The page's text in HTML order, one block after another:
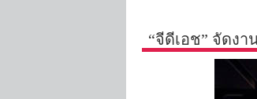
“จีดีเอช” จัดง